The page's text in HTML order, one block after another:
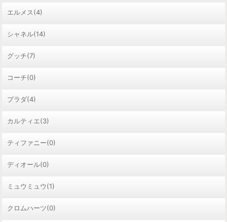
エルメス(4)
シャネル(14)
グッチ(7)
コーチ(0)
プラダ(4)
カルティエ(3)
ティファニー(0)
ディオール(0)
ミュウミュウ(1)
クロムハーツ(0)